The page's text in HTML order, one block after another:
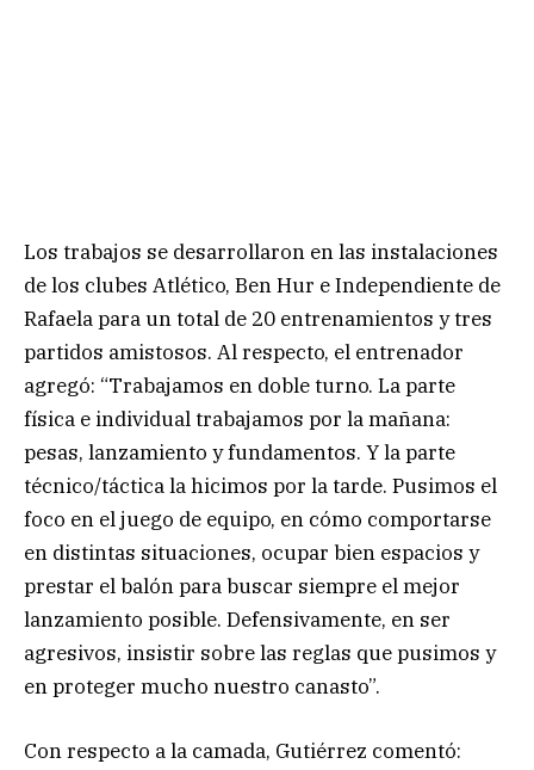
Los trabajos se desarrollaron en las instalaciones
de los clubes Atlético, Ben Hur e Independiente de
Rafaela para un total de 20 entrenamientos y tres
partidos amistosos. Al respecto, el entrenador
agregó: “Trabajamos en doble turno. La parte
física e individual trabajamos por la mañana:
pesas, lanzamiento y fundamentos. Y la parte
técnico/táctica la hicimos por la tarde. Pusimos el
foco en el juego de equipo, en cómo comportarse
en distintas situaciones, ocupar bien espacios y
prestar el balón para buscar siempre el mejor
lanzamiento posible. Defensivamente, en ser
agresivos, insistir sobre las reglas que pusimos y
en proteger mucho nuestro canasto”.
Con respecto a la camada, Gutiérrez comentó: